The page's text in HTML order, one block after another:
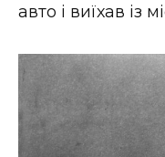
авто і виїхав із